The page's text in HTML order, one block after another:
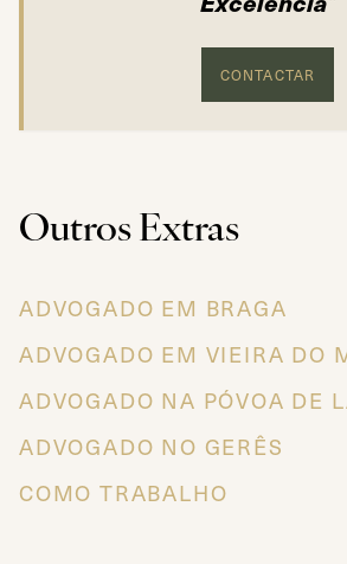
CONTACTAR
Outros Extras
ADVOGADO EM BRAGA
ADVOGADO EM VIEIRA DO
ADVOGADO NA PÓVOA DE
ADVOGADO NO GERÊS
COMO TRABALHO